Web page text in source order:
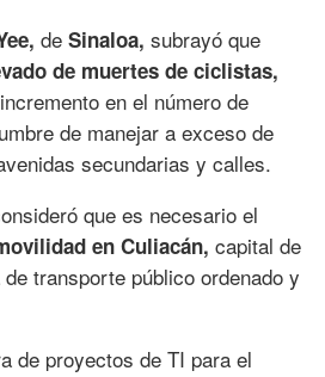
de Sinaloa, subrayó que
de muertes de ciclistas,
en el número de
de manejar a exceso de
secundarias y calles.
que es necesario el
en Culiacán, capital de
transporte público ordenado y
de proyectos de TI para el